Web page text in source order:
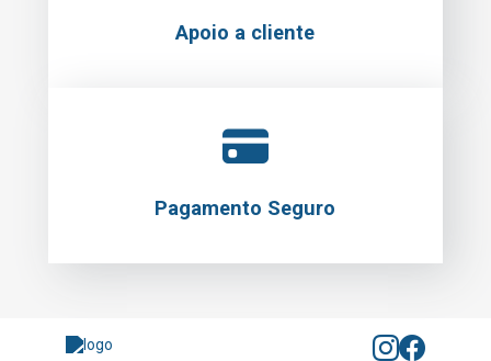
Apoio a cliente
Pagamento Seguro